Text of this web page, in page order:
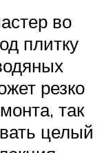
во
плитку
резко
так
целый